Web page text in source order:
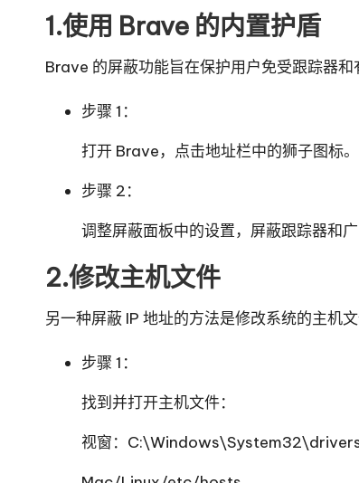
1.使用 Brave 的内置护盾
Brave 的屏蔽功能旨在保护用户免受跟踪器
步骤 1：
打开 Brave，点击地址栏中的狮子图标。
步骤 2：
调整屏蔽面板中的设置，屏蔽跟踪器和
2.修改主机文件
另一种屏蔽 IP 地址的方法是修改系统的主机
步骤 1：
找到并打开主机文件：
视窗：